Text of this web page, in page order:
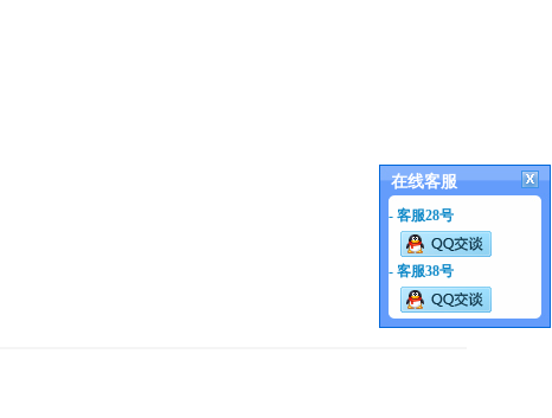
在线客服
- 客服28号
- 客服38号